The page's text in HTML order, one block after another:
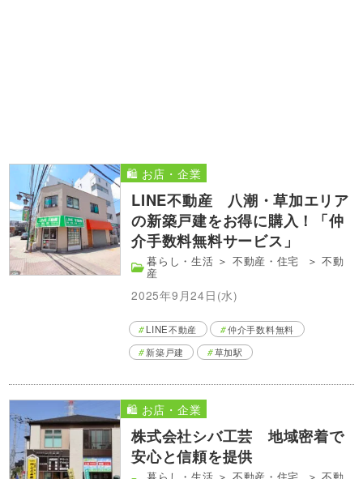
LINE不動産 八潮・草加エリア
の新築戸建をお得に購入！「仲
介手数料無料サービス」
暮らし・生活 ＞ 不動産・住宅 ＞不動
産
2025年9月24日(水)
🛍️ お店・企業
LINE不動産
仲介手数料無料
新築戸建
草加駅
株式会社シバ工芸 地域密着で
安心と信頼を提供
🛍️ お店・企業